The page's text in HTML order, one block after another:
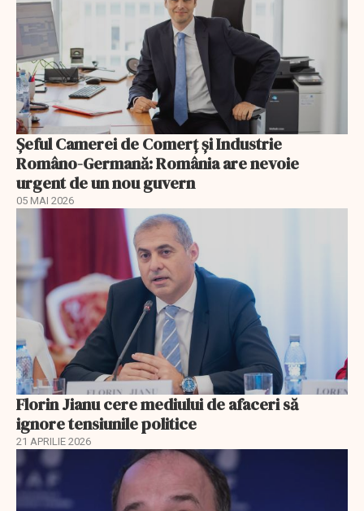
Șeful Camerei de Comerț și Industrie
Româno-Germană: România are nevoie
urgent de un nou guvern
05 MAI 2026
Florin Jianu cere mediului de afaceri să
ignore tensiunile politice
21 APRILIE 2026
EXCLUSIV